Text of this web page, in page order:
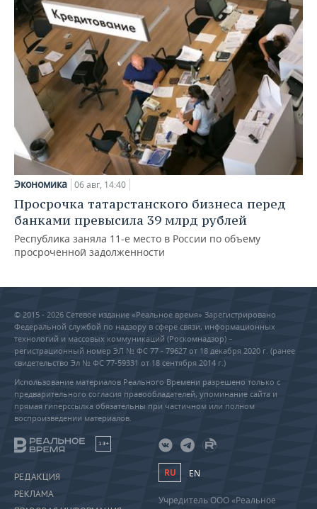
Экономика 06 авг, 14:40
Просрочка татарстанского бизнеса перед
банками превысила 39 млрд рублей
Республика заняла 11-е место в России по объему
просроченной задолженности
© 2015 - 2026 Сетевое издание «Реальное время» Зарегистрировано
Федеральной службой по надзору в сфере связи, информационных
технологий и массовых коммуникаций (Роскомнадзор) –
регистрационный номер ЭЛ № ФС 77 - 79627 от 18 декабря 2020 г. (ранее
свидетельство Эл № ФС 77-59331 от 18 сентября 2014 г.)
Использование материалов Реального Времени разрешено только с
предварительного согласия правообладателей, упоминание сайта и
прямая гиперссылка обязательны при частичном или полном
воспроизведении материалов.
18+
РЕДАКЦИЯ
РЕКЛАМА
RU EN
Учредитель ООО «Реальное